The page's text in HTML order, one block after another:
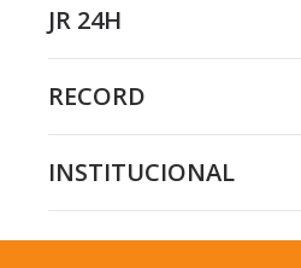
JR 24H
RECORD
INSTITUCIONAL